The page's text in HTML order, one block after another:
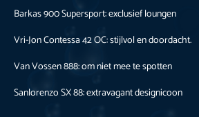
Barkas 900 Supersport: exclusief loungen
Vri-Jon Contessa 42 OC: stijlvol en doordacht.
Van Vossen 888: om niet mee te spotten
Sanlorenzo SX 88: extravagant designicoon